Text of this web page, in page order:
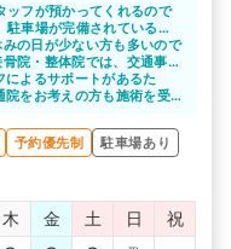
ッフが預かってくれるので
車場が完備されているの
の日が少ない方も多いので
院・整体院では、交通事故
効果を期待できます。
よるサポートがあるた
をお考えの方も施術を受
いと思います。
営業しているのもよいで
予約優先制
駐車場あり
木 金 土 日
祝